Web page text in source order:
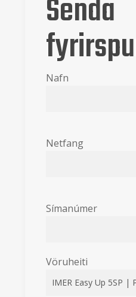
Senda
Nafn
Netfang
Símanúmer
Vöruheiti